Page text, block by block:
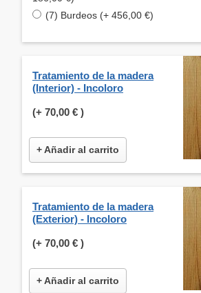
(7) Burdeos (+ 456,00 €)
Tratamiento de la madera
(Interior) - Incoloro
(+ 70,00 € )
+ Añadir al carrito
Tratamiento de la madera
(Exterior) - Incoloro
(+ 70,00 € )
+ Añadir al carrito